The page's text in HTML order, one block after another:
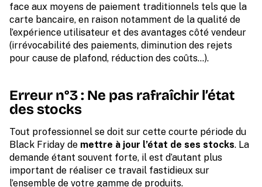
face aux moyens de paiement traditionnels tels que la
carte bancaire, en raison notamment de la qualité de
l’expérience utilisateur et des avantages côté vendeur
(irrévocabilité des paiements, diminution des rejets
pour cause de plafond, réduction des coûts…).
Erreur n°3 : Ne pas rafraîchir l’état
des stocks
Tout professionnel se doit sur cette courte période du
Black Friday de mettre à jour l’état de ses stocks. La
demande étant souvent forte, il est d’autant plus
important de réaliser ce travail fastidieux sur
l’ensemble de votre gamme de produits.